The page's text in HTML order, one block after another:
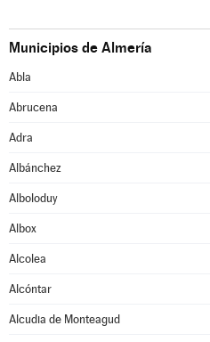
Municipios de Almería
Abla
Abrucena
Adra
Albánchez
Alboloduy
Albox
Alcolea
Alcóntar
Alcudia de Monteagud